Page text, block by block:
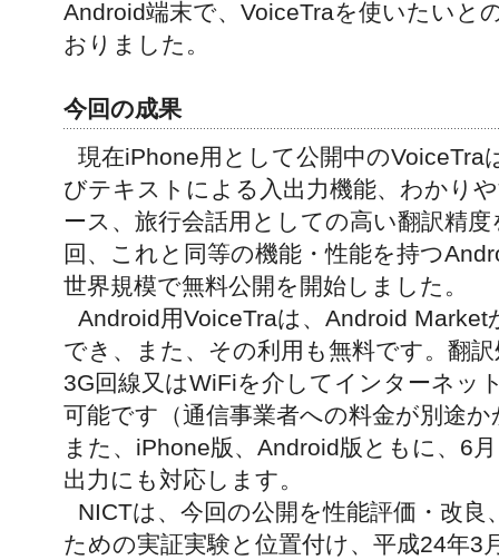
Android端末で、VoiceTraを使いたいと
おりました。
今回の成果
現在iPhone用として公開中のVoiceTra
びテキストによる入出力機能、わかり
ース、旅行会話用としての高い翻訳精
回、これと同等の機能・性能を持つ
世界規模で無料公開を開始しました。
Android用VoiceTraは、Android
でき、また、その利用も無料です。翻
3G回線又はWiFiを介してインターネッ
可能です（通信事業者への料金が別途
また、iPhone版、Android版ともに、6
出力にも対応します。
NICTは、今回の公開を性能評価・改
ための実証実験と位置付け、平成24年3